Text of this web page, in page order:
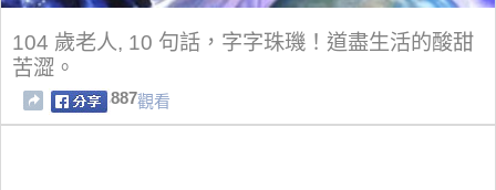
104 歲老人, 10 句話，字字珠璣！道盡生活的酸甜
苦澀。
887觀看